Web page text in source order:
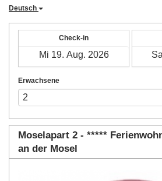
Deutsch
Check-in
Erwachsene
Moselapart 2 - *****
an der Mosel